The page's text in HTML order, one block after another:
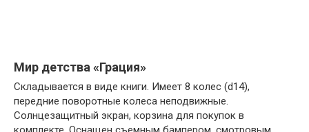
Мир детства «Грация»
Складывается в виде книги. Имеет 8 колес (d14),
передние поворотные колеса неподвижные.
Солнцезащитный экран, корзина для покупок в